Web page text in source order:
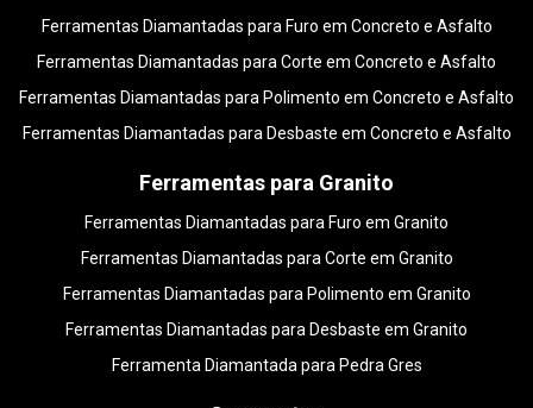
Ferramentas Diamantadas para Furo em Concreto e Asfalto
Ferramentas Diamantadas para Corte em Concreto e Asfalto
Ferramentas Diamantadas para Polimento em Concreto e Asfalto
Ferramentas Diamantadas para Desbaste em Concreto e Asfalto
Ferramentas para Granito
Ferramentas Diamantadas para Furo em Granito
Ferramentas Diamantadas para Corte em Granito
Ferramentas Diamantadas para Polimento em Granito
Ferramentas Diamantadas para Desbaste em Granito
Ferramenta Diamantada para Pedra Gres